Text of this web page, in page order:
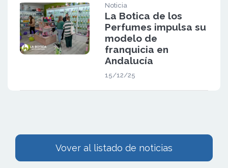
Noticia
La Botica de los
Perfumes impulsa su
modelo de
franquicia en
Andalucía
15/12/25
Vover al listado de noticias